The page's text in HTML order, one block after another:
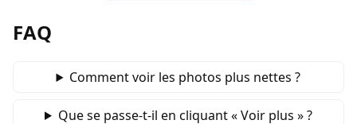
FAQ
Comment voir les photos plus nettes ?
Que se passe‑t‑il en cliquant « Voir plus » ?